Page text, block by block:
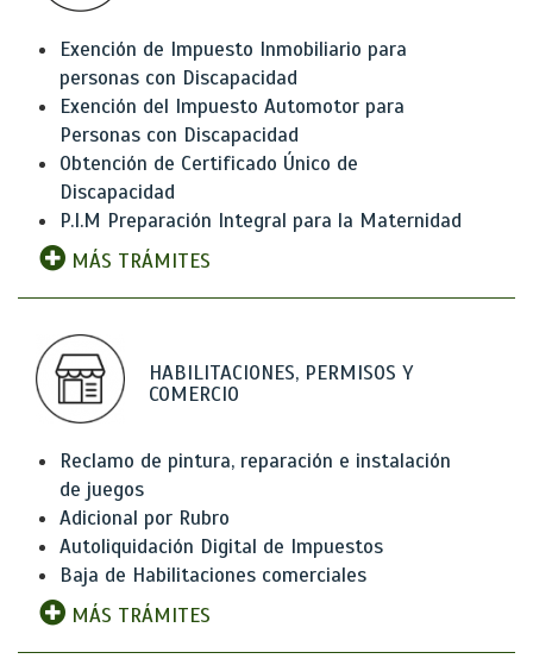
Exención de Impuesto Inmobiliario para
personas con Discapacidad
Exención del Impuesto Automotor para
Personas con Discapacidad
Obtención de Certificado Único de
Discapacidad
P.I.M Preparación Integral para la Maternidad
MÁS TRÁMITES
HABILITACIONES, PERMISOS Y
COMERCIO
Reclamo de pintura, reparación e instalación
de juegos
Adicional por Rubro
Autoliquidación Digital de Impuestos
Baja de Habilitaciones comerciales
MÁS TRÁMITES